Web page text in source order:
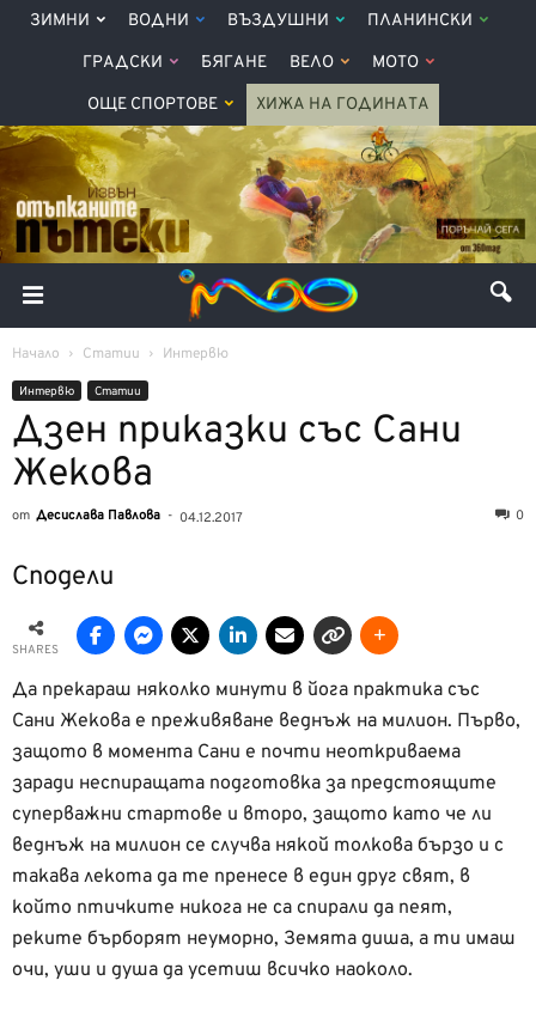
ЗИМНИ ВОДНИ ВЪЗДУШНИ ПЛАНИНСКИ
ГРАДСКИ БЯГАНЕ ВЕЛО МОТО
ОЩЕ СПОРТОВЕ ХИЖА НА ГОДИНАТА
Начало Статии Интервю
Интервю Статии
Дзен приказки със Сани
Жекова
от Десислава Павлова - 04.12.2017 0
Сподели
SHARES
Да прекараш няколко минути в йога практика със
Сани Жекова е преживяване веднъж на милион. Първо,
защото в момента Сани е почти неоткриваема
заради неспиращата подготовка за предстоящите
суперважни стартове и второ, защото като че ли
веднъж на милион се случва някой толкова бързо и с
такава лекота да те пренесе в един друг свят, в
който птичките никога не са спирали да пеят,
реките бърборят неуморно, Земята диша, а ти имаш
очи, уши и душа да усетиш всичко наоколо.